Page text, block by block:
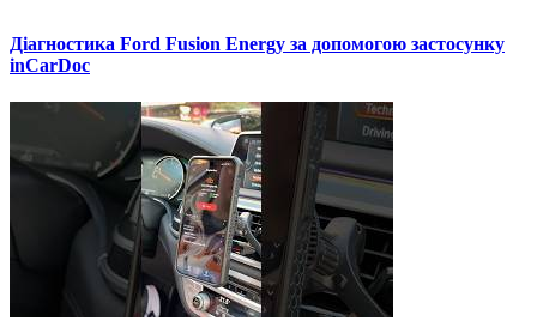
Діагностика Ford Fusion Energy за допомогою застосунку
inCarDoc